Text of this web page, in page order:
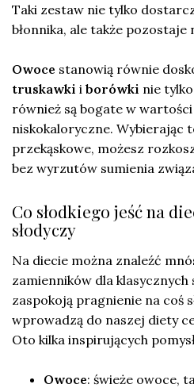
Taki zestaw nie tylko
błonnika, ale także pozostaje
Owoce stanowią równie
truskawki i borówki nie
również są bogate w
niskokaloryczne. Wybierając
przekąskowe, możesz
bez wyrzutów sumienia
Co słodkiego jeść na
słodyczy
Na diecie można znaleźć
zamienników dla klasycznych
zaspokoją pragnienie na coś
wprowadzą do naszej diety
Oto kilka inspirujących
Owoce: świeże owoce,